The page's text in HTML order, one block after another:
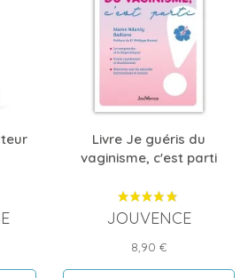
Livre Je guéris du
vaginisme, c'est parti
JOUVENCE
Prix
8,90 €